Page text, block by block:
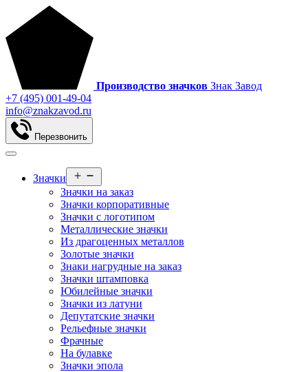
Производство значковЗнак Завод
+7 (495) 001-49-04
info@znakzavod.ru
Перезвонить
Значки
Значки на заказ
Значки корпоративные
Значки с логотипом
Металлические значки
Из драгоценных металлов
Золотые значки
Знаки нагрудные на заказ
Значки штамповка
Юбилейные значки
Значки из латуни
Депутатские значки
Рельефные значки
Фрачные
На булавке
Значки эпола